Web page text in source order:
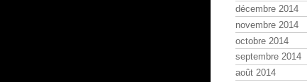
décembre 2014
novembre 2014
octobre 2014
septembre 2014
août 2014